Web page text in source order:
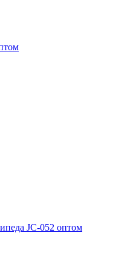
JC-052 оптом